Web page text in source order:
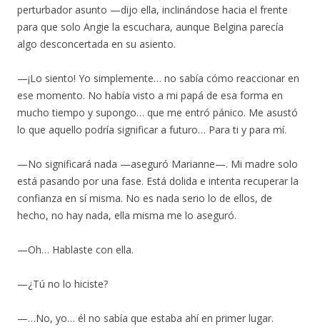
perturbador asunto —dijo ella, inclinándose hacia el frente
para que solo Angie la escuchara, aunque Belgina parecía
algo desconcertada en su asiento.
—¡Lo siento! Yo simplemente… no sabía cómo reaccionar en
ese momento. No había visto a mi papá de esa forma en
mucho tiempo y supongo… que me entró pánico. Me asustó
lo que aquello podría significar a futuro… Para ti y para mí.
—No significará nada —aseguró Marianne—. Mi madre solo
está pasando por una fase. Está dolida e intenta recuperar la
confianza en sí misma. No es nada serio lo de ellos, de
hecho, no hay nada, ella misma me lo aseguró.
—Oh… Hablaste con ella.
—¿Tú no lo hiciste?
—…No, yo… él no sabía que estaba ahí en primer lugar.